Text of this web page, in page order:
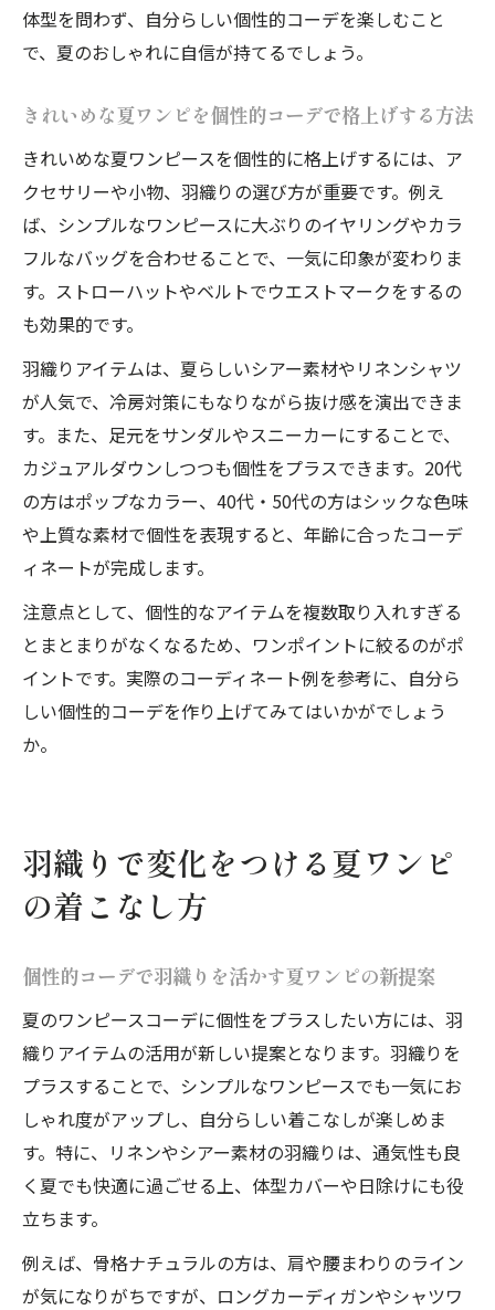
体型を問わず、自分らしい個性的コーデを楽しむこと
で、夏のおしゃれに自信が持てるでしょう。
きれいめな夏ワンピを個性的コーデで格上げする方法
きれいめな夏ワンピースを個性的に格上げするには、ア
クセサリーや小物、羽織りの選び方が重要です。例え
ば、シンプルなワンピースに大ぶりのイヤリングやカラ
フルなバッグを合わせることで、一気に印象が変わりま
す。ストローハットやベルトでウエストマークをするの
も効果的です。
羽織りアイテムは、夏らしいシアー素材やリネンシャツ
が人気で、冷房対策にもなりながら抜け感を演出できま
す。また、足元をサンダルやスニーカーにすることで、
カジュアルダウンしつつも個性をプラスできます。20代
の方はポップなカラー、40代・50代の方はシックな色味
や上質な素材で個性を表現すると、年齢に合ったコーデ
ィネートが完成します。
注意点として、個性的なアイテムを複数取り入れすぎる
とまとまりがなくなるため、ワンポイントに絞るのがポ
イントです。実際のコーディネート例を参考に、自分ら
しい個性的コーデを作り上げてみてはいかがでしょう
か。
羽織りで変化をつける夏ワンピ
の着こなし方
個性的コーデで羽織りを活かす夏ワンピの新提案
夏のワンピースコーデに個性をプラスしたい方には、羽
織りアイテムの活用が新しい提案となります。羽織りを
プラスすることで、シンプルなワンピースでも一気にお
しゃれ度がアップし、自分らしい着こなしが楽しめま
す。特に、リネンやシアー素材の羽織りは、通気性も良
く夏でも快適に過ごせる上、体型カバーや日除けにも役
立ちます。
例えば、骨格ナチュラルの方は、肩や腰まわりのライン
が気になりがちですが、ロングカーディガンやシャツワ